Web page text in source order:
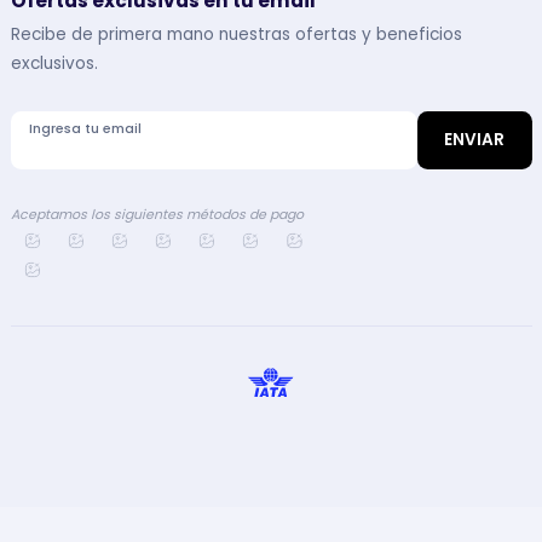
Recibe de primera mano nuestras ofertas y beneficios
exclusivos.
Ingresa tu email
ENVIAR
Aceptamos los siguientes métodos de pago